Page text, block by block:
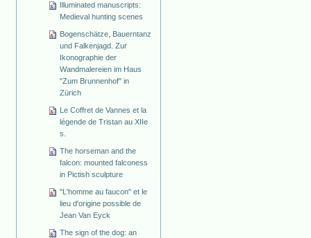
Illuminated manuscripts:
Medieval hunting scenes
Bogenschätze, Bauerntanz
und Falkenjagd. Zur
Ikonographie der
Wandmalereien im Haus
"Zum Brunnenhof" in
Zürich
Le Coffret de Vannes et la
légende de Tristan au XIIe
s.
The horseman and the
falcon: mounted falconess
in Pictish sculpture
"L'homme au faucon" et le
lieu d'origine possible de
Jean Van Eyck
The sign of the dog: an